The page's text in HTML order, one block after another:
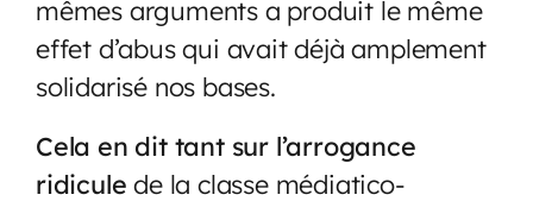
mêmes arguments a produit le même
effet d’abus qui avait déjà amplement
solidarisé nos bases.
Cela en dit tant sur l’arrogance
ridicule de la classe médiatico-